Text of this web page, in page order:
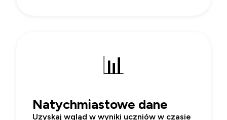
📊
Natychmiastowe dane
Uzyskaj wgląd w wyniki uczniów w czasie